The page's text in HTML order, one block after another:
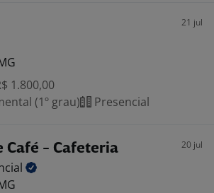
21 jul
1.800,00
(1º grau)
Presencial
Café - Cafeteria 20 jul